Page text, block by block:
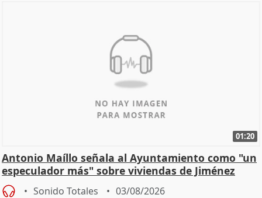
01:20
Antonio Maíllo señala al Ayuntamiento como "un
especulador más" sobre viviendas de Jiménez
Becerril
Sonido Totales 03/08/2026